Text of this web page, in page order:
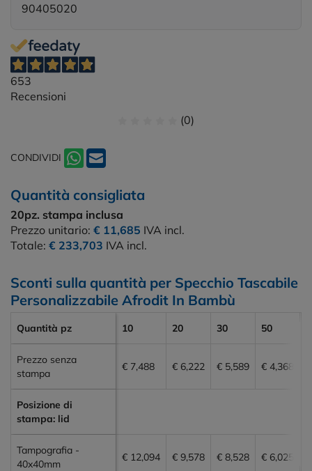
90405020
653
Recensioni
(0)
CONDIVIDI
Quantità consigliata
20pz. stampa inclusa
Prezzo unitario: € 11,685 IVA incl.
Totale: € 233,703 IVA incl.
Sconti sulla quantità per Specchio Tascabile
Personalizzabile Afrodit In Bambù
Quantità pz 10 20 30 50
Prezzo senza
stampa
€ 7,488 € 6,222 € 5,589 € 4,368
Posizione di
stampa: lid
Tampografia -
40x40mm
€ 12,094 € 9,578 € 8,528 € 6,025